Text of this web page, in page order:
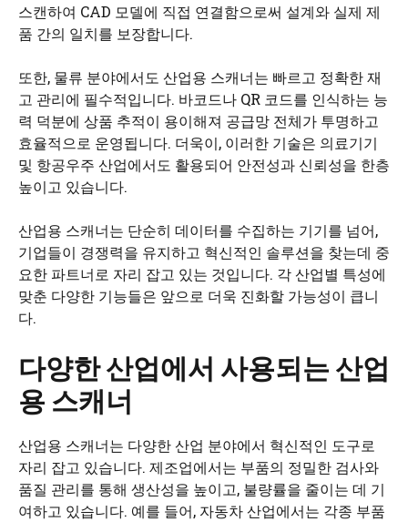
스캔하여 CAD 모델에 직접 연결함으로써 설계와 실제 제
품 간의 일치를 보장합니다.
또한, 물류 분야에서도 산업용 스캐너는 빠르고 정확한 재
고 관리에 필수적입니다. 바코드나 QR 코드를 인식하는 능
력 덕분에 상품 추적이 용이해져 공급망 전체가 투명하고
효율적으로 운영됩니다. 더욱이, 이러한 기술은 의료기기
및 항공우주 산업에서도 활용되어 안전성과 신뢰성을 한층
높이고 있습니다.
산업용 스캐너는 단순히 데이터를 수집하는 기기를 넘어,
기업들이 경쟁력을 유지하고 혁신적인 솔루션을 찾는데 중
요한 파트너로 자리 잡고 있는 것입니다. 각 산업별 특성에
맞춘 다양한 기능들은 앞으로 더욱 진화할 가능성이 큽니
다.
다양한 산업에서 사용되는 산업
용 스캐너
산업용 스캐너는 다양한 산업 분야에서 혁신적인 도구로
자리 잡고 있습니다. 제조업에서는 부품의 정밀한 검사와
품질 관리를 통해 생산성을 높이고, 불량률을 줄이는 데 기
여하고 있습니다. 예를 들어, 자동차 산업에서는 각종 부품